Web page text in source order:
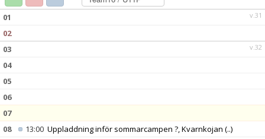
KONTAKT v.31
01
02
v.32
03
04
05
06
07
08
13:00 Uppladdning inför sommarcampen ?, Kvarnkojan (..)